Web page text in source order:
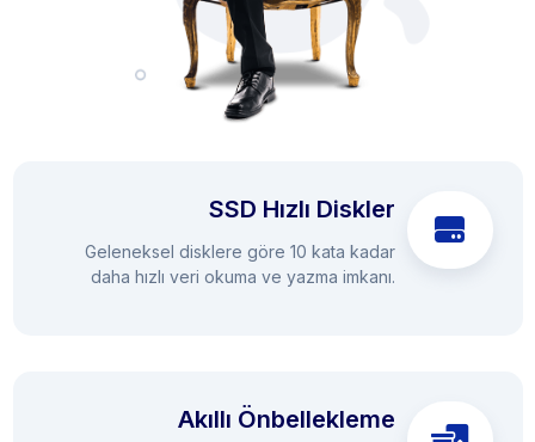
SSD Hızlı Diskler
Geleneksel disklere göre 10 kata kadar
daha hızlı veri okuma ve yazma imkanı.
Akıllı Önbellekleme